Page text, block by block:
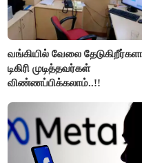
வங்கியில் வேலை
டிகிரி முடித்தவர்கள்
விண்ணப்பிக்கலாம்..!!